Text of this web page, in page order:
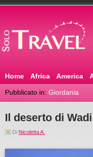
Home Africa America
Pubblicato in: Giordania
Il deserto di
Di Nicoletta A.